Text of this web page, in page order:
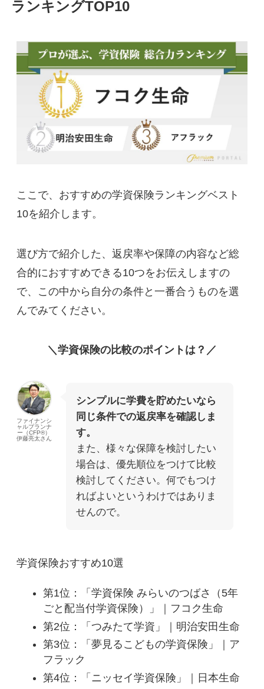
ランキングTOP10
ここで、おすすめの学資保険ランキングベスト
10を紹介します。
選び方で紹介した、返戻率や保障の内容など総
合的におすすめできる10つをお伝えしますの
で、この中から自分の条件と一番合うものを選
んでみてください。
＼学資保険の比較のポイントは？／
ファイナンシ
ャルプランナ
ー（CFP®）
伊藤亮太さん
シンプルに学費を貯めたいなら
同じ条件での返戻率を確認しま
す。
また、様々な保障を検討したい
場合は、優先順位をつけて比較
検討してください。何でもつけ
ればよいというわけではありま
せんので。
学資保険おすすめ10選
第1位：「学資保険 みらいのつばさ（5年
ごと配当付学資保険）」｜フコク生命
第2位：「つみたて学資」｜明治安田生命
第3位：「夢見るこどもの学資保険」｜ア
フラック
第4位：「ニッセイ学資保険」｜日本生命